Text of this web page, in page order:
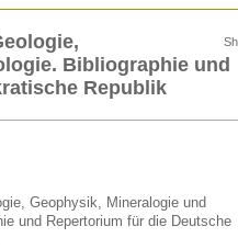
Bibliographie und
Republik
Geophysik, Mineralogie und
und Repertorium für die Deutsche